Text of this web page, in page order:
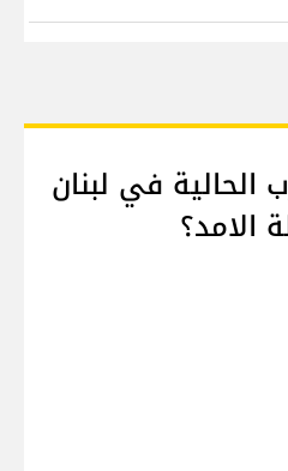
الحالية في لبنان
الامد؟